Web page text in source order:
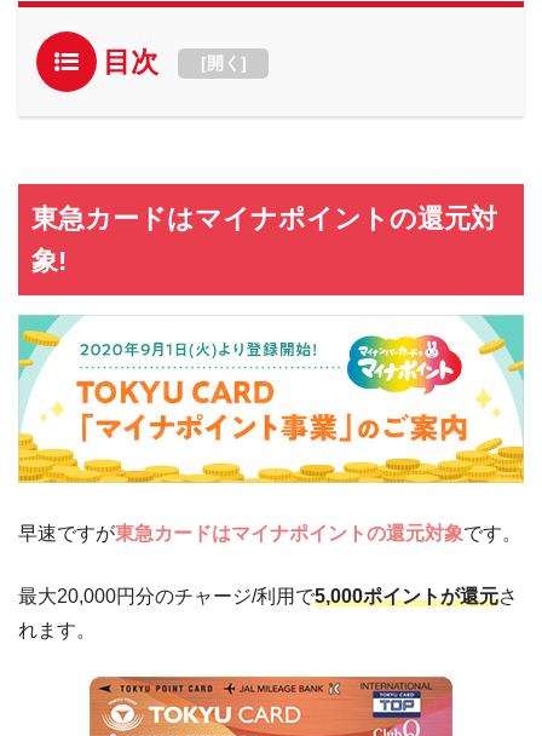
目次 [開く ]
東急カードはマイナポイントの還元対
象!
早速ですが東急カードはマイナポイントの還元対象です。
最大20,000円分のチャージ/利用で5,000ポイントが還元さ
れます。